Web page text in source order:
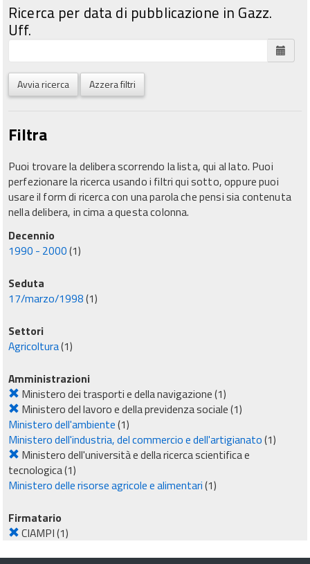
Ricerca per data di pubblicazione in Gazz.
Uff.
Avvia ricerca Azzera filtri
Filtra
Puoi trovare la delibera scorrendo la lista, qui al lato. Puoi
perfezionare la ricerca usando i filtri qui sotto, oppure puoi
usare il form di ricerca con una parola che pensi sia contenuta
nella delibera, in cima a questa colonna.
Decennio
1990 - 2000(1)
Seduta
17/marzo/1998(1)
Settori
Agricoltura(1)
Amministrazioni
Ministero dei trasporti e della navigazione(1)
Ministero del lavoro e della previdenza sociale(1)
Ministero dell'ambiente(1)
Ministero dell'industria, del commercio e dell'artigianato(1)
Ministero dell'università e della ricerca scientifica e
tecnologica(1)
Ministero delle risorse agricole e alimentari(1)
Firmatario
CIAMPI(1)